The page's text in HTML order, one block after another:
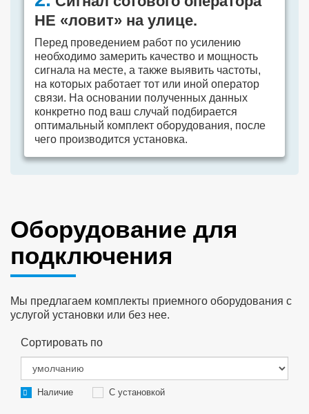
НЕ «ловит» на улице.
Перед проведением работ по усилению
необходимо замерить качество и мощность
сигнала на месте, а также выявить частоты,
на которых работает тот или иной оператор
связи. На основании полученных данных
конкретно под ваш случай подбирается
оптимальный комплект оборудования, после
чего производится установка.
Оборудование для
подключения
Мы предлагаем комплекты приемного оборудования с
услугой установки или без нее.
Сортировать по
Наличие С установкой